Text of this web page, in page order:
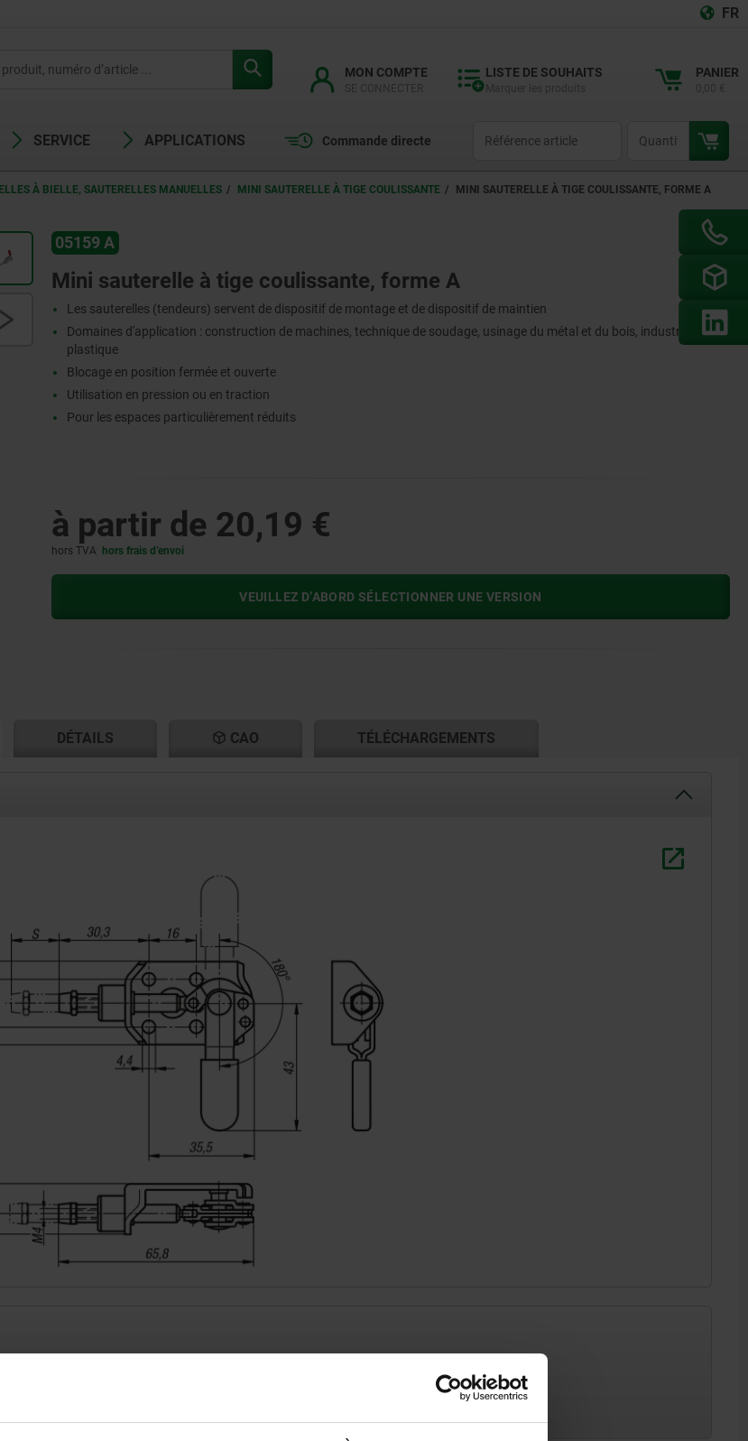
FR
MON COMPTE LISTE DE SOUHAITS PANIER
SERVICE APPLICATIONS Commande directe
À BIELLE, SAUTERELLES MANUELLES MINI SAUTERELLE À TIGE COULISSANTE MINI SAUTERELLE À TIGE COULISSANTE, FORME A
05159 A
Mini sauterelle à tige coulissante, forme A
Les sauterelles (tendeurs) servent de dispositif de montage et de dispositif de maintien
Domaines d'application : construction de machines, technique de soudage, usinage du métal et du bois, industrie du
plastique
Blocage en position fermée et ouverte
Utilisation en pression ou en traction
Pour les espaces particulièrement réduits
à partir de 20,19 €
hors TVA hors frais d’envoi
VEUILLEZ D’ABORD SÉLECTIONNER UNE VERSION
DÉTAILS CAO TÉLÉCHARGEMENTS